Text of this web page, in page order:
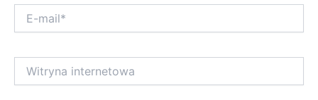
mail*
internetowa